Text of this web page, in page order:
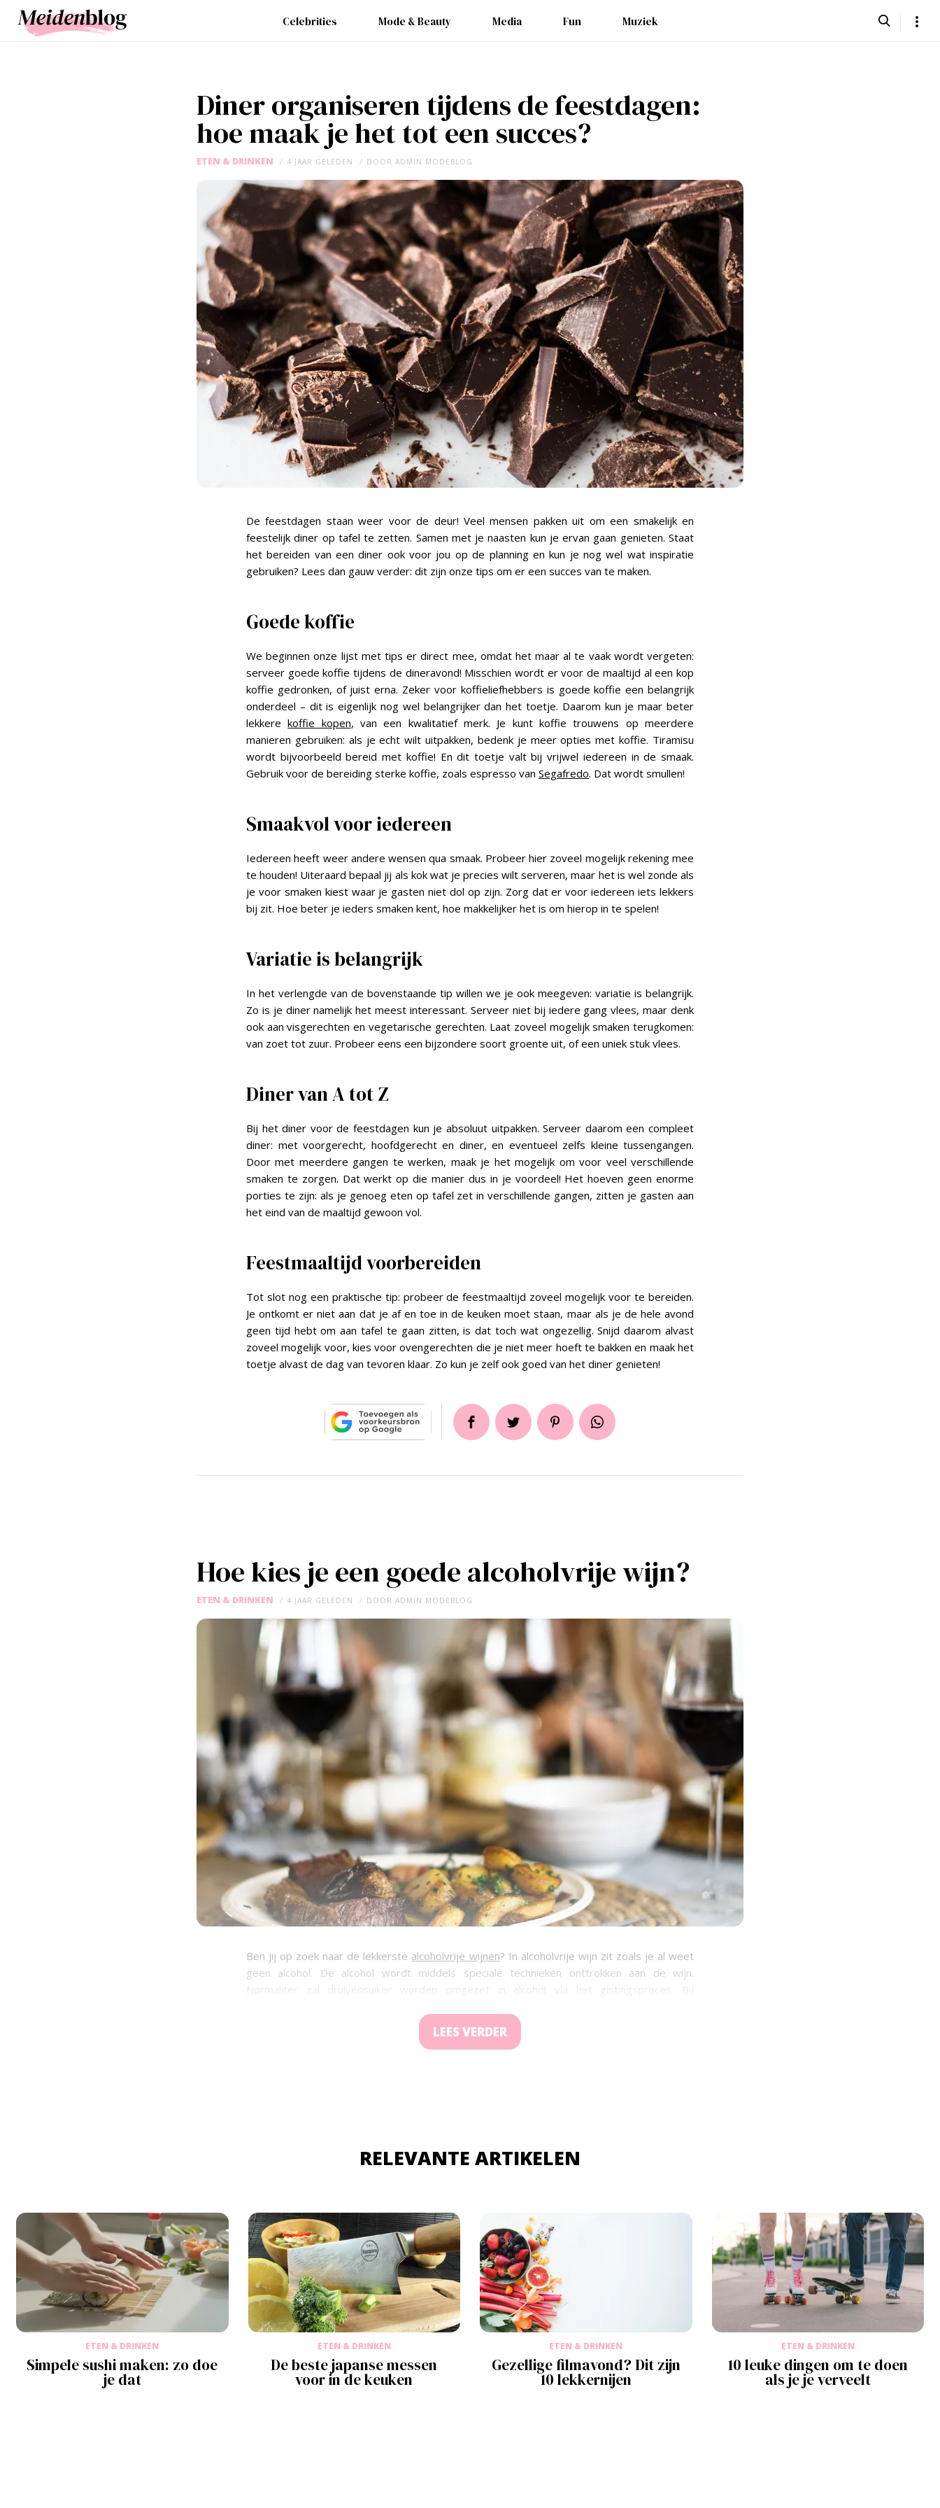
Celebrities Mode & Beauty Media Fun Muziek
Diner organiseren tijdens de feestdagen:
hoe maak je het tot een succes?
ETEN & DRINKEN 4 JAAR GELEDEN DOOR ADMIN MODEBLOG
De feestdagen staan weer voor de deur! Veel mensen pakken uit om een smakelijk en
feestelijk diner op tafel te zetten. Samen met je naasten kun je ervan gaan genieten. Staat
het bereiden van een diner ook voor jou op de planning en kun je nog wel wat inspiratie
gebruiken? Lees dan gauw verder: dit zijn onze tips om er een succes van te maken.
Goede koffie
We beginnen onze lijst met tips er direct mee, omdat het maar al te vaak wordt vergeten:
serveer goede koffie tijdens de dineravond! Misschien wordt er voor de maaltijd al een kop
koffie gedronken, of juist erna. Zeker voor koffieliefhebbers is goede koffie een belangrijk
onderdeel – dit is eigenlijk nog wel belangrijker dan het toetje. Daarom kun je maar beter
lekkerekoffie kopen, van een kwalitatief merk. Je kunt koffie trouwens op meerdere
manieren gebruiken: als je echt wilt uitpakken, bedenk je meer opties met koffie. Tiramisu
wordt bijvoorbeeld bereid met koffie! En dit toetje valt bij vrijwel iedereen in de smaak.
Gebruik voor de bereiding sterke koffie, zoals espresso van Segafredo. Dat wordt smullen!
Smaakvol voor iedereen
Iedereen heeft weer andere wensen qua smaak. Probeer hier zoveel mogelijk rekening mee
te houden! Uiteraard bepaal jij als kok wat je precies wilt serveren, maar het is wel zonde als
je voor smaken kiest waar je gasten niet dol op zijn. Zorg dat er voor iedereen iets lekkers
bij zit. Hoe beter je ieders smaken kent, hoe makkelijker het is om hierop in te spelen!
Variatie is belangrijk
In het verlengde van de bovenstaande tip willen we je ook meegeven: variatie is belangrijk.
Zo is je diner namelijk het meest interessant. Serveer niet bij iedere gang vlees, maar denk
ook aan visgerechten en vegetarische gerechten. Laat zoveel mogelijk smaken terugkomen:
van zoet tot zuur. Probeer eens een bijzondere soort groente uit, of een uniek stuk vlees.
Diner van A tot Z
Bij het diner voor de feestdagen kun je absoluut uitpakken. Serveer daarom een compleet
diner: met voorgerecht, hoofdgerecht en diner, en eventueel zelfs kleine tussengangen.
Door met meerdere gangen te werken, maak je het mogelijk om voor veel verschillende
smaken te zorgen. Dat werkt op die manier dus in je voordeel! Het hoeven geen enorme
porties te zijn: als je genoeg eten op tafel zet in verschillende gangen, zitten je gasten aan
het eind van de maaltijd gewoon vol.
Feestmaaltijd voorbereiden
Tot slot nog een praktische tip: probeer de feestmaaltijd zoveel mogelijk voor te bereiden.
Je ontkomt er niet aan dat je af en toe in de keuken moet staan, maar als je de hele avond
geen tijd hebt om aan tafel te gaan zitten, is dat toch wat ongezellig. Snijd daarom alvast
zoveel mogelijk voor, kies voor ovengerechten die je niet meer hoeft te bakken en maak het
toetje alvast de dag van tevoren klaar. Zo kun je zelf ook goed van het diner genieten!
Hoe kies je een goede alcoholvrije wijn?
ETEN & DRINKEN 4 JAAR GELEDEN DOOR ADMIN MODEBLOG
Ben jij op zoek naar de lekkerste alcoholvrije wijnen? In alcoholvrije wijn zit zoals je al weet
geen alcohol. De alcohol wordt middels speciale technieken onttrokken aan de wijn.
Normaliter zal druivensuiker worden omgezet in alcohol via het gistingsproces. Bij
wijn zijn aroma en karakter behouden. Alcohol neemt het fruitige en zoete van de smaak
ietwat weg, wat bij alcoholvrije wijn meer aanwezig is. Hierdoor smaken alcoholvrije wijnen
LEES VERDER
RELEVANTE ARTIKELEN
ETEN & DRINKEN
Simpele sushi maken: zo doe
je dat
ETEN & DRINKEN
De beste japanse messen
voor in de keuken
ETEN & DRINKEN
Gezellige filmavond? Dit zijn
10 lekkernijen
ETEN & DRINKEN
10 leuke dingen om te doen
als je je verveelt